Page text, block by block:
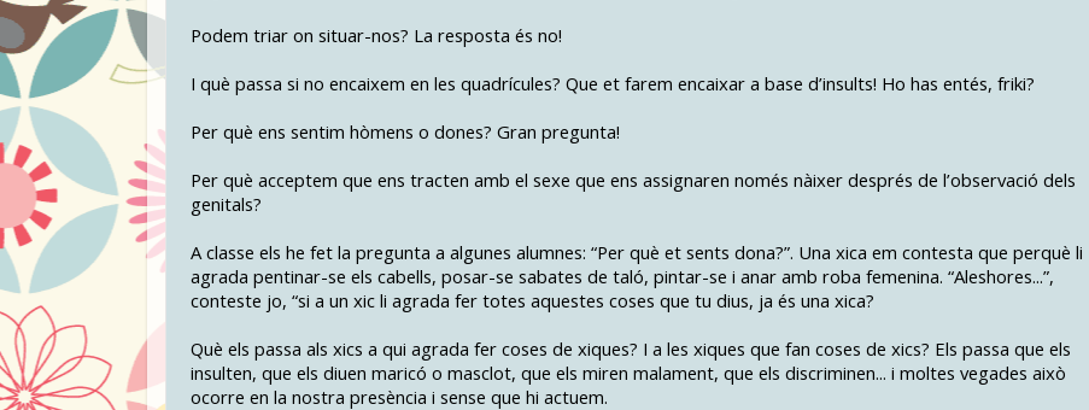
Podem triar on situar-nos? La resposta és no!
I què passa si no encaixem en les quadrícules? Que et farem encaixar a base d’insults! Ho has entés, friki?
Per què ens sentim hòmens o dones? Gran pregunta!
Per què acceptem que ens tracten amb el sexe que ens assignaren només nàixer després de l’observació dels
genitals?
A classe els he fet la pregunta a algunes alumnes: “Per què et sents dona?”. Una xica em contesta que perquè li
agrada pentinar-se els cabells, posar-se sabates de taló, pintar-se i anar amb roba femenina. “Aleshores...”,
conteste jo, “si a un xic li agrada fer totes aquestes coses que tu dius, ja és una xica?
Què els passa als xics a qui agrada fer coses de xiques? I a les xiques que fan coses de xics? Els passa que els
insulten, que els diuen maricó o masclot, que els miren malament, que els discriminen... i moltes vegades això
ocorre en la nostra presència i sense que hi actuem.